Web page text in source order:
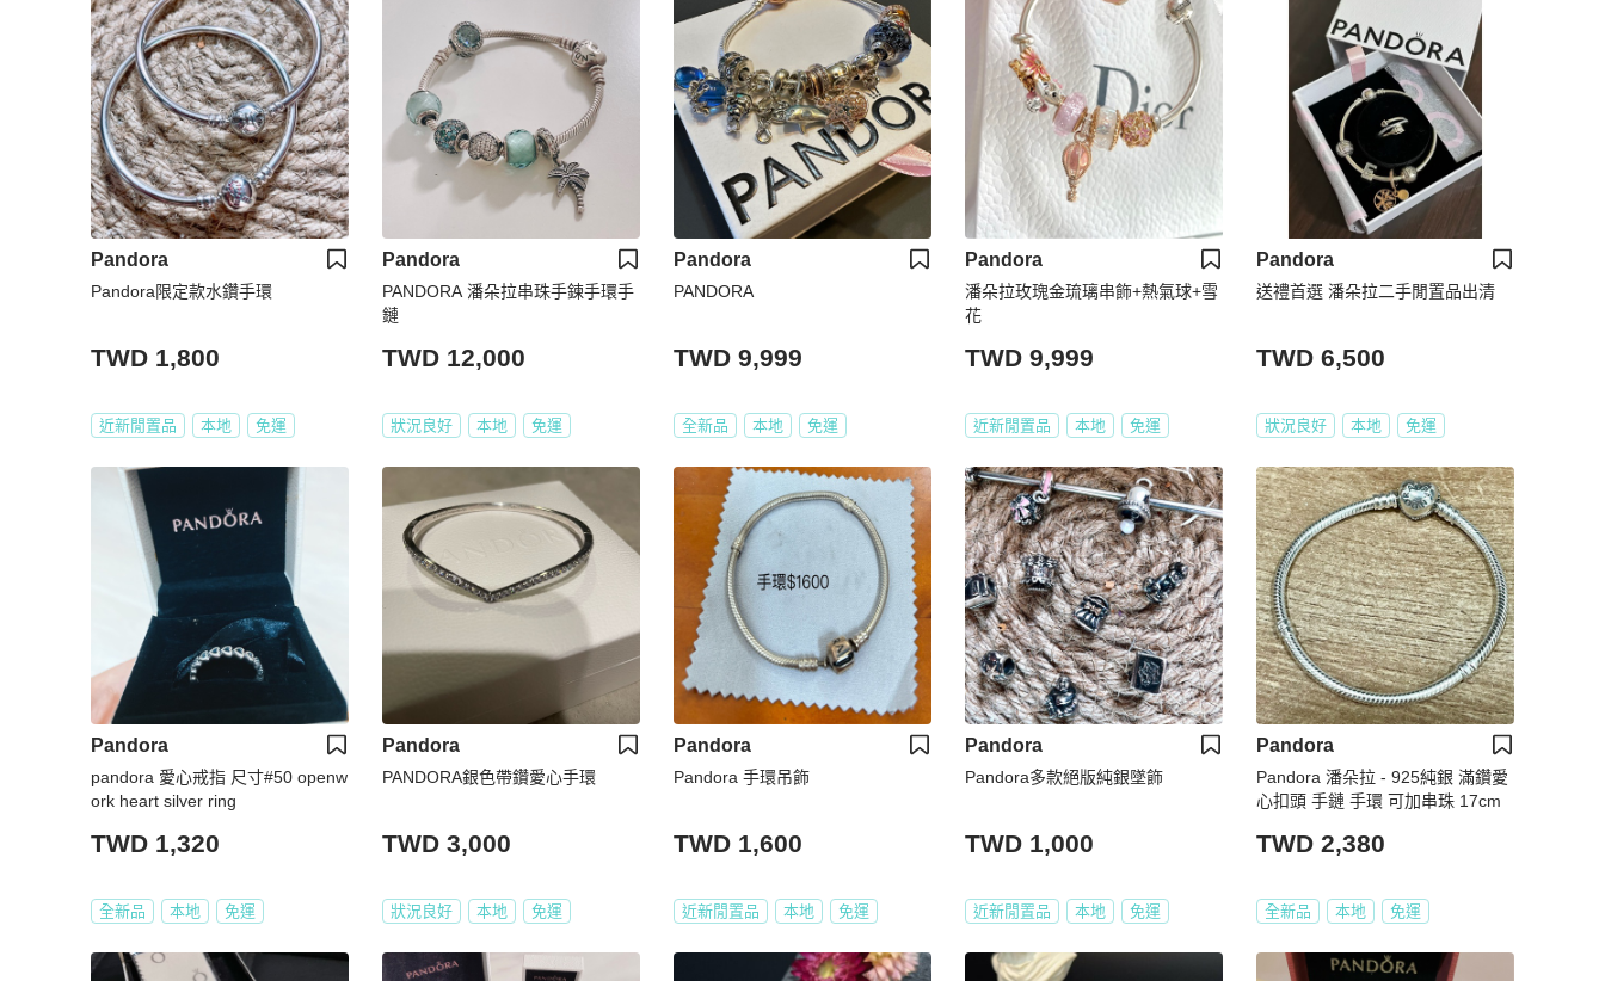
Pandora
Pandora限定款水鑽手環
TWD 1,800
近新閒置品 本地 免運
Pandora
PANDORA 潘朵拉串珠手鍊手環手
鏈
TWD 12,000
狀況良好 本地 免運
Pandora
PANDORA
TWD 9,999
全新品 本地 免運
Pandora
潘朵拉玫瑰金琉璃串飾+熱氣球+雪
花
TWD 9,999
近新閒置品 本地 免運
Pandora
送禮首選 潘朵拉二手閒置品出清
TWD 6,500
狀況良好 本地 免運
Pandora
pandora 愛心戒指 尺寸#50 openw
ork heart silver ring
TWD 1,320
全新品 本地 免運
Pandora
PANDORA銀色帶鑽愛心手環
TWD 3,000
狀況良好 本地 免運
Pandora
Pandora 手環吊飾
TWD 1,600
近新閒置品 本地 免運
Pandora
Pandora多款絕版純銀墜飾
TWD 1,000
近新閒置品 本地 免運
Pandora
Pandora 潘朵拉 - 925純銀 滿鑽愛
心扣頭 手鏈 手環 可加串珠 17cm
TWD 2,380
全新品 本地 免運